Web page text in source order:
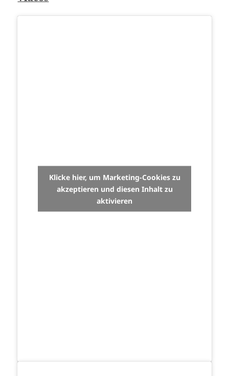
Klicke hier, um Marketing-Cookies zu
akzeptieren und diesen Inhalt zu
aktivieren